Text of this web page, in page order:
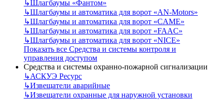
↳Шлагбаумы «Фантом»
↳Шлагбаумы и автоматика для ворот «AN-Motors»
↳Шлагбаумы и автоматика для ворот «CAME»
↳Шлагбаумы и автоматика для ворот «FAAC»
↳Шлагбаумы и автоматика для ворот «NICE»
Показать все Средства и системы контроля и
управления доступом
Средства и системы охранно-пожарной сигнализации
↳АСКУЭ Ресурс
↳Извещатели аварийные
↳Извещатели охранные для наружной установки